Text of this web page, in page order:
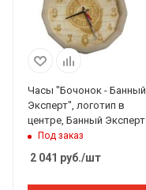
Часы "Бочонок - Банный
Эксперт", логотип в
центре, Банный Эксперт
Под заказ
2 041 руб./шт